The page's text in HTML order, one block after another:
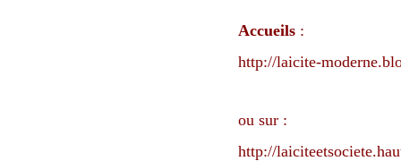
Accueils :
http://laicite-
ou sur :
http://